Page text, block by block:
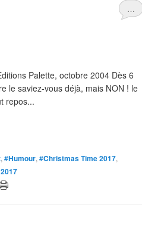
…
Palette, octobre 2004 Dès 6
le saviez-vous déjà, mais NON ! le
repos...
, #Humour, #Christmas Time 2017,